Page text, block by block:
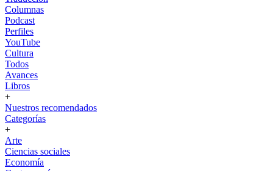
Columnas
Podcast
Perfiles
YouTube
Cultura
Todos
Avances
Libros
+
Nuestros recomendados
Categorías
+
Arte
Ciencias sociales
Economía